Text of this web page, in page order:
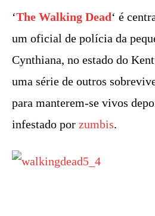
‘The Walking Dead‘ é
um oficial de polícia da
Cynthiana, no estado do
uma série de outros
para manterem-se vivos
infestado por zumbis.